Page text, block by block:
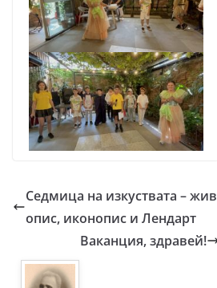
Седмица на изкуствата – жив
опис, иконопис и Лендарт
Ваканция, здравей!